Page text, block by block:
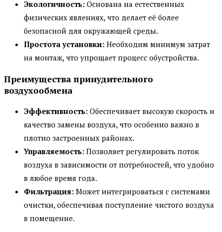
Экологичность: Основана на естественных
физических явлениях, что делает её более
безопасной для окружающей среды.
Простота установки: Необходим минимум затрат
на монтаж, что упрощает процесс обустройства.
Преимущества принудительного
воздухообмена
Эффективность: Обеспечивает высокую скорость и
качество замены воздуха, что особенно важно в
плотно застроенных районах.
Управляемость: Позволяет регулировать поток
воздуха в зависимости от потребностей, что удобно
в любое время года.
Фильтрация: Может интегрироваться с системами
очистки, обеспечивая поступление чистого воздуха
в помещение.